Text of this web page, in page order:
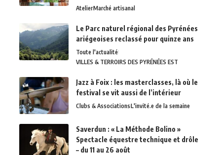
AtelierMarché artisanal
Le Parc naturel régional des Pyrénées
ariégeoises reclassé pour quinze ans
Toute l'actualité
VILLES & TERROIRS DES PYRÉNÉES EST
Jazz à Foix : les masterclasses, là où le
festival se vit aussi de l’intérieur
Clubs & AssociationsL'invité.e de la semaine
Saverdun : « La Méthode Bolino »
Spectacle équestre technique et drôle
– du 11 au 26 août